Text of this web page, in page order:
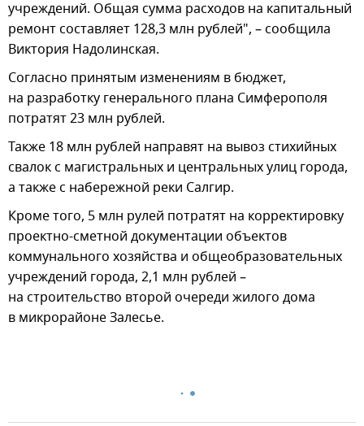
учреждений. Общая сумма расходов на капитальный
ремонт составляет 128,3 млн рублей", – сообщила
Виктория Надолинская.
Согласно принятым изменениям в бюджет,
на разработку генерального плана Симферополя
потратят 23 млн рублей.
Также 18 млн рублей направят на вывоз стихийных
свалок с магистральных и центральных улиц города,
а также с набережной реки Салгир.
Кроме того, 5 млн рулей потратят на корректировку
проектно-сметной документации объектов
коммунального хозяйства и общеобразовательных
учреждений города, 2,1 млн рублей –
на строительство второй очереди жилого дома
в микрорайоне Залесье.